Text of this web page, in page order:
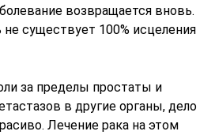
возвращается вновь.
существует 100% исцеления
за пределы простаты и
в другие органы, дело
Лечение рака на этом